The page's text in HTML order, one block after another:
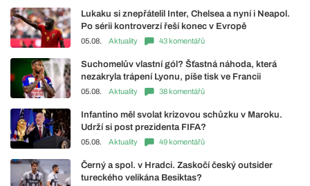
Lukaku si znepřátelil Inter, Chelsea a nyní i Neapol.
Po sérii kontroverzí řeší konec v Evropě
05.08. Aktuality 43 komentářů
Suchomelův vlastní gól? Šťastná náhoda, která
nezakryla trápení Lyonu, píše tisk ve Francii
05.08. Aktuality 38 komentářů
Infantino měl svolat krizovou schůzku v Maroku.
Udrží si post prezidenta FIFA?
05.08. Aktuality 49 komentářů
Černý a spol. v Hradci. Zaskočí český outsider
tureckého velikána Besiktas?